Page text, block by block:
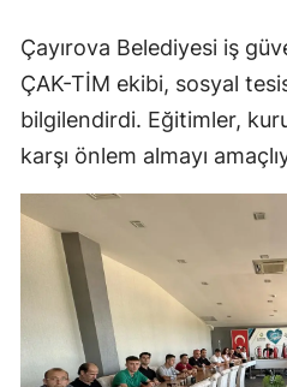
Çayırova Belediyesi iş
ÇAK-TİM ekibi, sosyal
bilgilendirdi. Eğitimler,
karşı önlem almayı